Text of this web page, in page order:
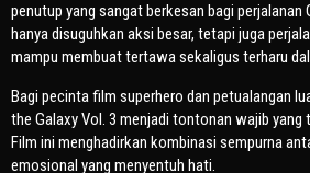
penutup yang sangat berkesan bagi
hanya disuguhkan aksi besar, tetapi juga
mampu membuat tertawa sekaligus terharu
Bagi pecinta film superhero dan petualangan
the Galaxy Vol. 3 menjadi tontonan wajib yang
Film ini menghadirkan kombinasi sempurna
emosional yang menyentuh hati.